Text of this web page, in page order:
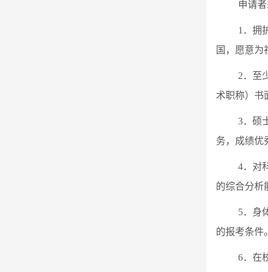
申请
1 ．拥
国，愿意为
2．至
术职称）书
3．硕
务，成绩优
4．对
的综合分析
5．身
的报考条件
6．在